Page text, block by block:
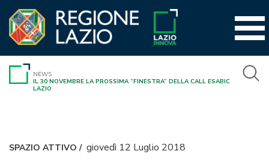
contenuto
NEWS
IL 30 NOVEMBRE LA PROSSIMA “FINESTRA” DELLA CALL ESABIC
LAZIO
SPAZIO ATTIVO / giovedì 12 Luglio 2018